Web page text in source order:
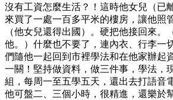
沒有工資怎麼生活？！這時他女兒（已
來買了一處一百多平米的樓房，讓他照
（他女兒還得出國）。硬把他接回來。
他。）什麼也不要了，連內衣、行李一
們隨他一起回到市裡學法和在他家辦起
一關！堅持做資料，做三件事，學法，
組，每周一至五學五天，還出去打語音
他可盤二、三個小時，很精進，還樂於